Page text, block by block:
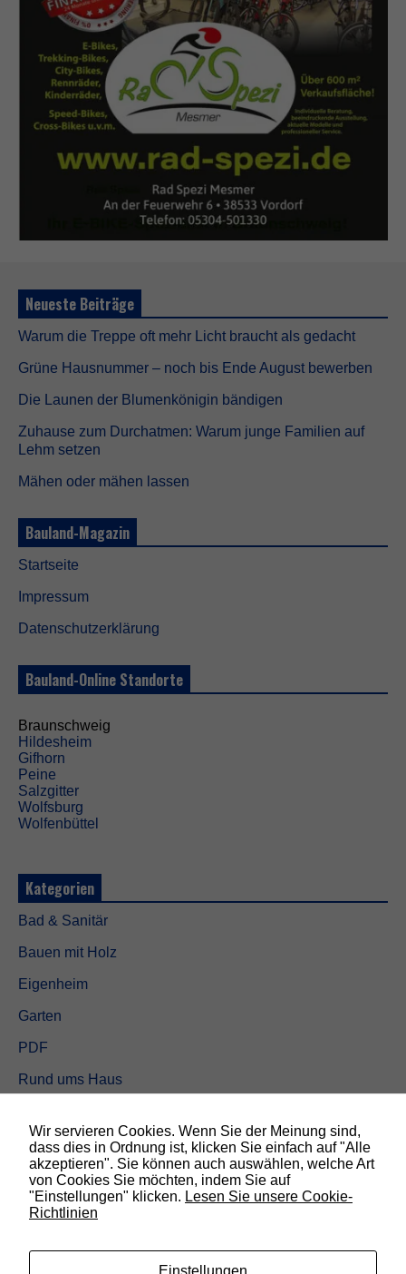
Neueste Beiträge
Warum die Treppe oft mehr Licht braucht als gedacht
Grüne Hausnummer – noch bis Ende August bewerben
Die Launen der Blumenkönigin bändigen
Zuhause zum Durchatmen: Warum junge Familien auf
Lehm setzen
Mähen oder mähen lassen
Bauland-Magazin
Startseite
Impressum
Datenschutzerklärung
Bauland-Online Standorte
Braunschweig
Hildesheim
Gifhorn
Peine
Salzgitter
Wolfsburg
Wolfenbüttel
Kategorien
Bad & Sanitär
Bauen mit Holz
Eigenheim
Garten
PDF
Rund ums Haus
Sicherheit
SUCHEN
Wir servieren Cookies. Wenn Sie der Meinung sind,
dass dies in Ordnung ist, klicken Sie einfach auf "Alle
akzeptieren". Sie können auch auswählen, welche Art
von Cookies Sie möchten, indem Sie auf
"Einstellungen" klicken. Lesen Sie unsere Cookie-
Richtlinien
Einstellungen
N
o
t
n
d